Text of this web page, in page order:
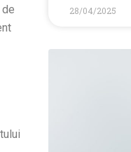
28/04/2025